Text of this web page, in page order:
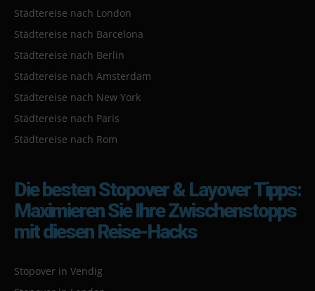
Städtereise nach London
Städtereise nach Barcelona
Städtereise nach Berlin
Städtereise nach Amsterdam
Städtereise nach New York
Städtereise nach Paris
Städtereise nach Rom
Die besten Stopover & Layover Tipps:
Maximieren Sie Ihre Zwischenstopps
mit diesen Reise-Hacks
Stopover in Vendig